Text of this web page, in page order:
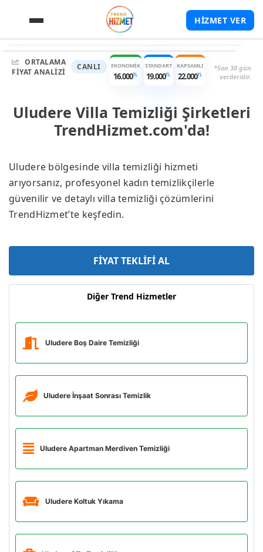
HİZMET VER
Uludere Villa Temizliği Şirketleri
TrendHizmet.com'da!
Uludere bölgesinde villa temizliği hizmeti
arıyorsanız, profesyonel kadın temizlikçilerle
güvenilir ve detaylı villa temizliği çözümlerini
TrendHizmet’te keşfedin.
FİYAT TEKLİFİ AL
Diğer Trend Hizmetler
Uludere Boş Daire Temizliği
Uludere İnşaat Sonrası Temizlik
Uludere Apartman Merdiven Temizliği
Uludere Koltuk Yıkama
Hızlı Dönüş
Garantili Hizmet
Yüksek Puan
16.000TL-22.000
ORTALAMA
FIYAT ANALIZI
CANLI EKONOMIK
16.000TL
STANDART
19.000TL
KAPSAMLI
22.000TL
*Son 30 gün
verileridir.